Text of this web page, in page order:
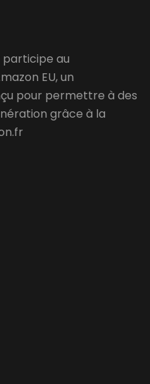
au
EU, un
pour permettre à des
grâce à la